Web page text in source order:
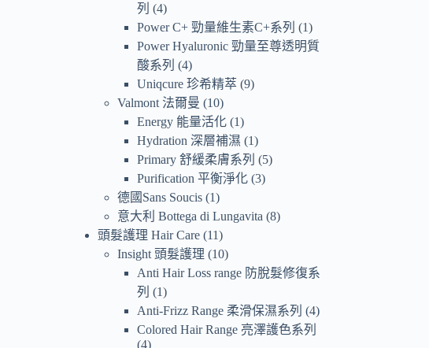
列
4
Power C+ 勁量維生素C+系列
1
Power Hyaluronic 勁量至尊透明質
酸系列
4
Uniqcure 珍希精萃 9
Valmont 法爾曼
10
Energy 能量活化 1
Hydration 深層補濕
1
Primary 舒緩柔膚系列
5
Purification 平衡淨化 3
德國Sans Soucis 1
意大利 Bottega di Lungavita 8
頭髮護理 Hair Care 11
Insight 頭髮護理
10
Anti Hair Loss range 防脫髮修復系
列
1
Anti-Frizz Range 柔滑保濕系列
4
Colored Hair Range 亮澤護色系列
4